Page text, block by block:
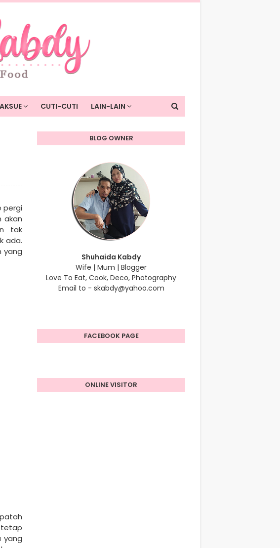
CUTI-CUTI LAIN-LAIN
pergi
akan
tak
ada.
yang
tetap
yang
BLOG OWNER
Shuhaida Kabdy
Wife | Mum | Blogger
Love To Eat, Cook, Deco, Photography
Email to - skabdy@yahoo.com
FACEBOOK PAGE
ONLINE VISITOR